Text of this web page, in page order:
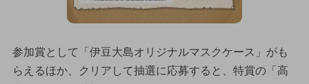
参加賞として「伊豆大島オリジナルマスクケース」がも
らえるほか、クリアして抽選に応募すると、特賞の「高